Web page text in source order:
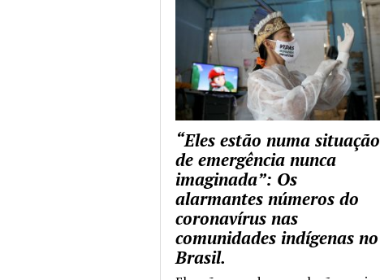
“Eles estão numa situação
de emergência nunca
imaginada”: Os
alarmantes números do
coronavírus nas
comunidades indígenas no
Brasil.